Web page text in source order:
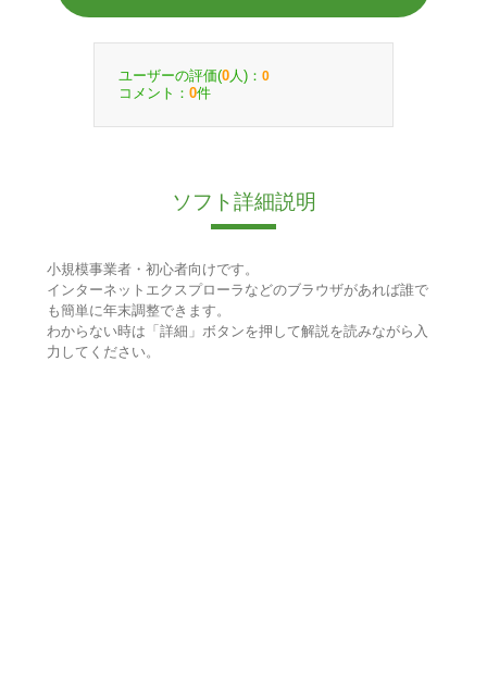
ユーザーの評価(0 人)： 0
コメント： 0件
ソフト詳細説明
小規模事業者・初心者向けです。
インターネットエクスプローラなどのブラウザがあれば誰で
も簡単に年末調整できます。
わからない時は「詳細」ボタンを押して解説を読みながら入
力してください。